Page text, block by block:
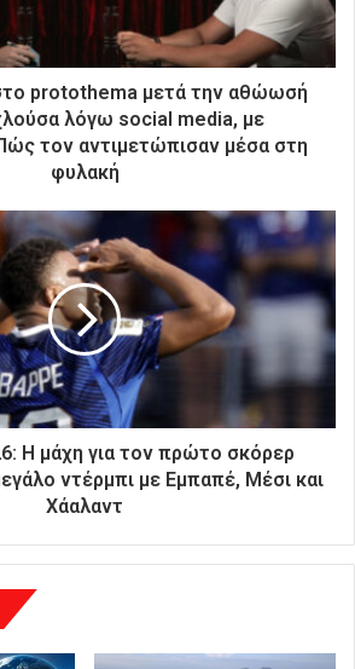
protothema μετά την αθώωσή
λόγω social media, με
τον αντιμετώπισαν μέσα στη
φυλακή
Η μάχη για τον πρώτο σκόρερ
ντέρμπι με Εμπαπέ, Μέσι και
Χάαλαντ